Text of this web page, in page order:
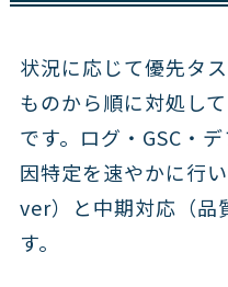
状況に応じて優先タ
ものから順に対処し
です。ログ・GSC・
因特定を速やかに行
ver）と中期対応（品
す。